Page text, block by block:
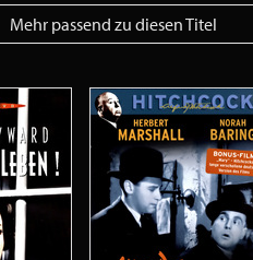
Mehr passend zu diesen Titel